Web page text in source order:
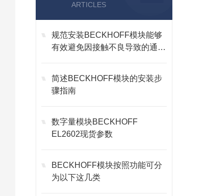
ARTICLES
规范安装BECKHOFF模块能够
有效避免因接触不良导致的通讯
简述BECKHOFF模块的安装步
骤指南
数字量模块BECKHOFF
EL2602现货参数
BECKHOFF模块按照功能可分
为以下这几类